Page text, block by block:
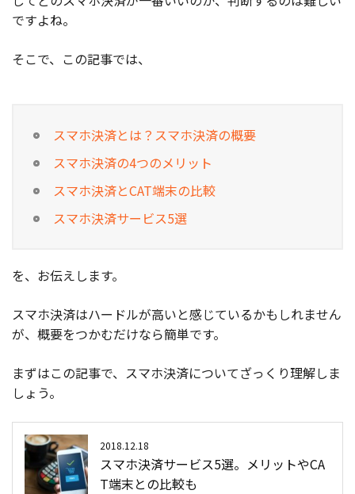
ですよね。
そこで、この記事では、
スマホ決済とは？スマホ決済の概要
スマホ決済の4つのメリット
スマホ決済とCAT端末の比較
スマホ決済サービス5選
を、お伝えします。
スマホ決済はハードルが高いと感じているかもしれません
が、概要をつかむだけなら簡単です。
まずはこの記事で、スマホ決済についてざっくり理解しま
しょう。
2018.12.18
スマホ決済サービス5選。メリットやCA
T端末との比較も